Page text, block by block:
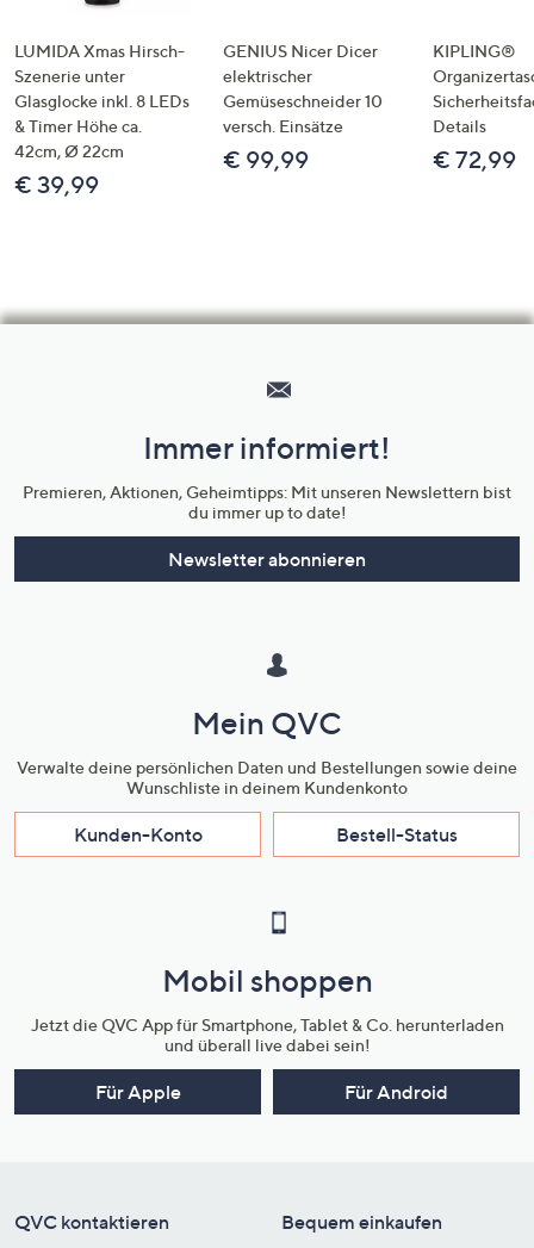
LUMIDA Xmas Hirsch-
Szenerie unter
Glasglocke inkl. 8 LEDs
& Timer Höhe ca.
42cm, Ø 22cm
€ 39,99
GENIUS Nicer Dicer
elektrischer
Gemüseschneider 10
versch. Einsätze
€ 99,99
KIPLING®
Details
€ 72,99
Unternehmensinformationen
Immer informiert!
Premieren, Aktionen, Geheimtipps: Mit unseren Newslettern bist
du immer up to date!
Newsletter abonnieren
Mein QVC
Verwalte deine persönlichen Daten und Bestellungen sowie deine
Wunschliste in deinem Kundenkonto
Kunden-Konto Bestell-Status
Mobil shoppen
Jetzt die QVC App für Smartphone, Tablet & Co. herunterladen
und überall live dabei sein!
Für Apple Für Android
QVC kontaktieren Bequem einkaufen